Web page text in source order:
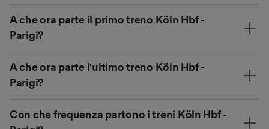
A che ora parte il primo treno Köln Hbf -
Parigi?
A che ora parte l'ultimo treno Köln Hbf -
Parigi?
Con che frequenza partono i treni Köln Hbf -